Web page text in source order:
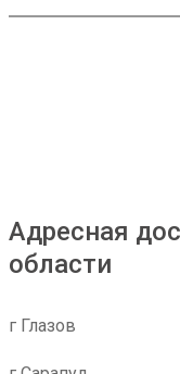
Заказ 260192175
Адресная
области
г Глазов